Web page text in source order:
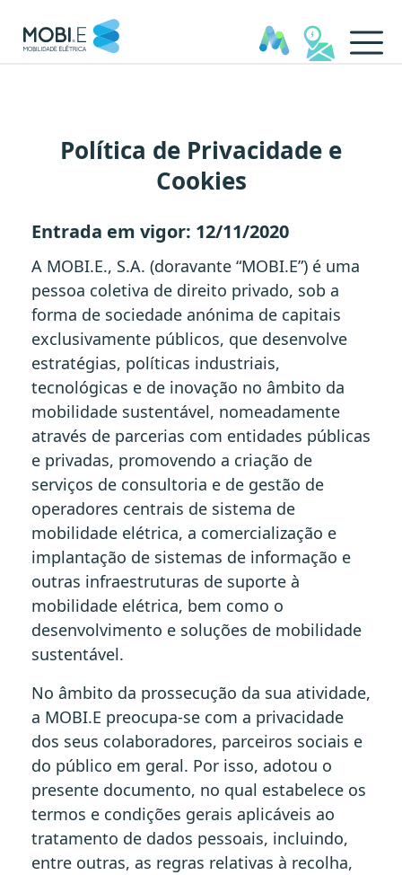
Política de Privacidade e
Cookies
Entrada em vigor: 12/11/2020
A MOBI.E., S.A. (doravante “MOBI.E”) é uma
pessoa coletiva de direito privado, sob a
forma de sociedade anónima de capitais
exclusivamente públicos, que desenvolve
estratégias, políticas industriais,
tecnológicas e de inovação no âmbito da
mobilidade sustentável, nomeadamente
através de parcerias com entidades públicas
e privadas, promovendo a criação de
serviços de consultoria e de gestão de
operadores centrais de sistema de
mobilidade elétrica, a comercialização e
implantação de sistemas de informação e
outras infraestruturas de suporte à
mobilidade elétrica, bem como o
desenvolvimento e soluções de mobilidade
sustentável.
No âmbito da prossecução da sua atividade,
a MOBI.E preocupa-se com a privacidade
dos seus colaboradores, parceiros sociais e
do público em geral. Por isso, adotou o
presente documento, no qual estabelece os
termos e condições gerais aplicáveis ao
tratamento de dados pessoais, incluindo,
entre outras, as regras relativas à recolha,